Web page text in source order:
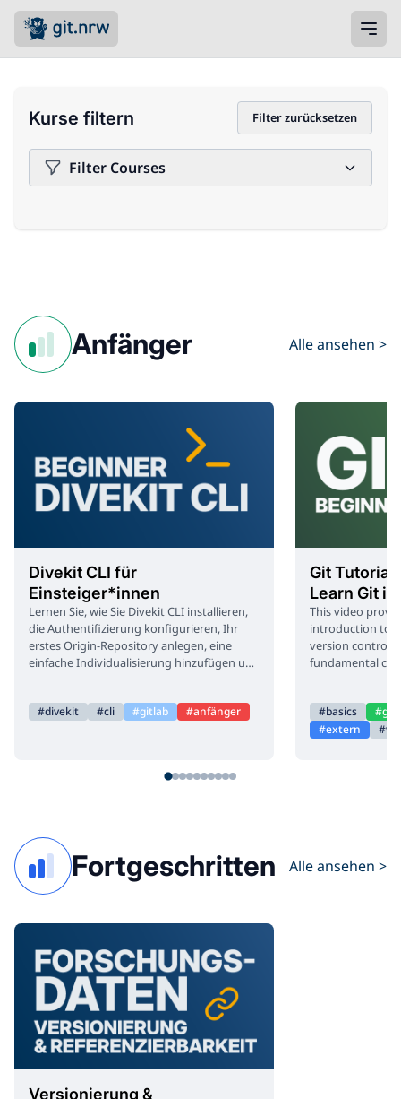
Kurse filtern Filter zurücksetzen
Filter Courses
Anfänger Alle ansehen >
Divekit CLI für
Einsteiger*innen
Lernen Sie, wie Sie Divekit CLI installieren,
die Authentifizierung konfigurieren, Ihr
erstes Origin-Repository anlegen, eine
einfache Individualisierung hinzufügen und
divekit cli gitlab anfänger
Git Tutorial
Learn Git in
This video
introduction to
version control
fundamental
(command line,
and configure
to provide a
basics
git
extern
Fortgeschritten Alle ansehen >
Versionierung &